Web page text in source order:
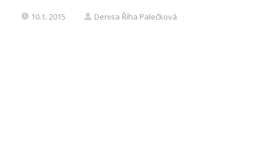
10.1. 2015 Denisa Říha Palečková